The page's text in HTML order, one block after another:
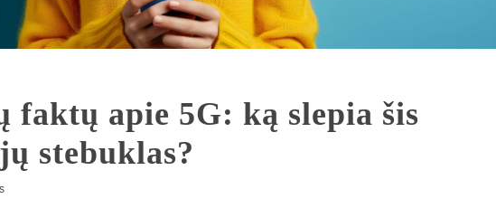
faktų apie 5G: ką slepia šis
stebuklas?